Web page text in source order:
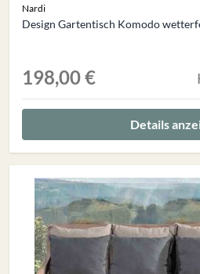
Nardi
Design Gartentisch Komodo
198,00 €
Details